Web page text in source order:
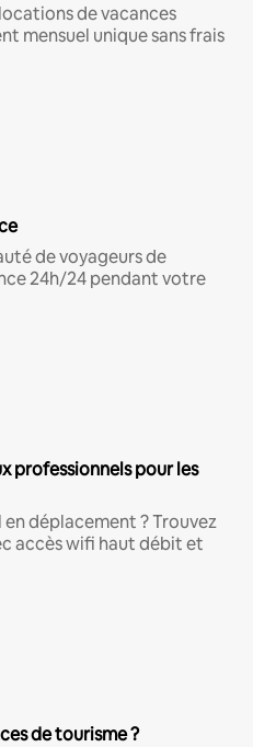
de vacances
mensuel unique sans frais
de voyageurs de
24h/24 pendant votre
professionnels pour les
déplacement ? Trouvez
accès wifi haut débit et
de tourisme ?